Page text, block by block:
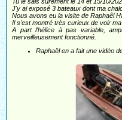
J'y ai exposé 3 bateaux dont ma
Nous avons eu la visite de Raphaêl
Il s'est montré très curieux de voir
A part l'hélice à pas variable,
merveilleusement fonctionné.
Raphaël en a fait une vidéo